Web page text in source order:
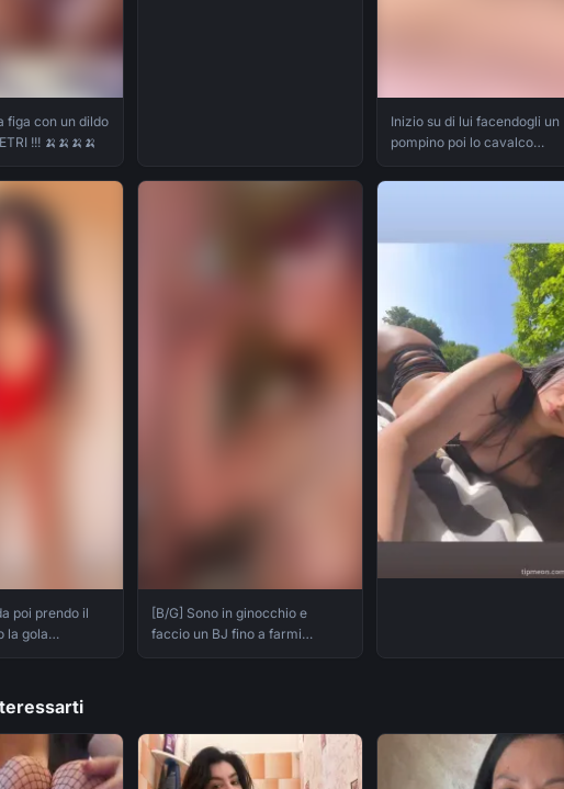
figa con un dildo
!!! 🍌🍌🍌🍌
Inizio su di lui facendogli un
pompino poi lo cavalco
reverse e poi g
poi prendo il
la gola
[B/G] Sono in ginocchio e
faccio un BJ fino a farmi